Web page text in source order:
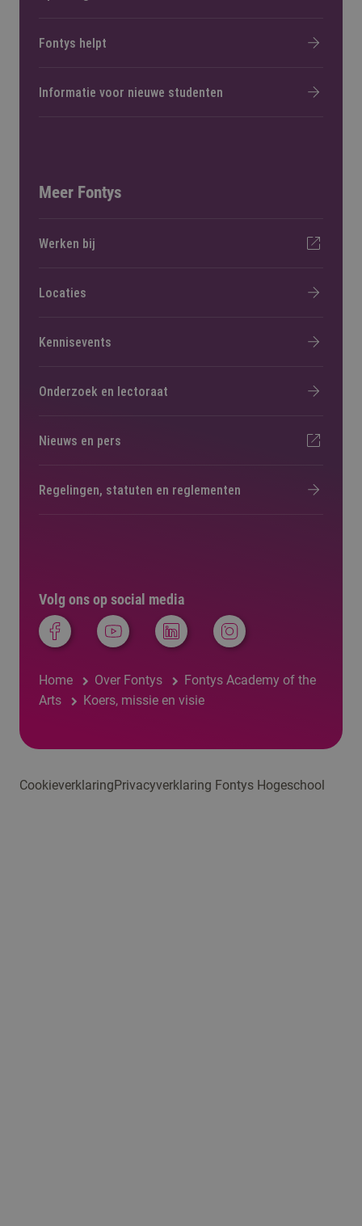
Volg ons op social media
Home Over Fontys
Fontys Academy of the
Arts
Koers, missie en visie
Fontys helpt
Informatie voor nieuwe studenten
Meer Fontys
Werken bij
Locaties
Kennisevents
Onderzoek en lectoraat
Nieuws en pers
Regelingen, statuten en reglementen
CookieverklaringPrivacyverklaring Fontys Hogeschool